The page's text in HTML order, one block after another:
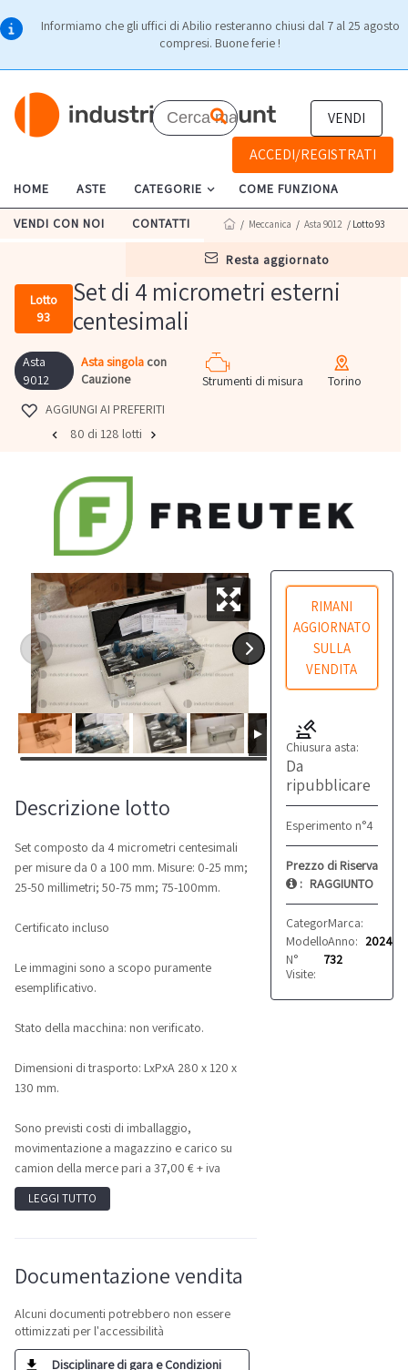
Informiamo che gli uffici di Abilio resteranno chiusi dal 7 al 25 agosto
compresi. Buone ferie !
VENDI
ACCEDI/REGISTRATI
HOME ASTE CATEGORIE COME FUNZIONA
VENDI CON NOI CONTATTI
resta aggiornato
/ Meccanica / Asta 9012 / Lotto 93
Lotto
93
Set di 4 micrometri esterni
centesimali
Asta
9012
Asta singola con
Cauzione
Strumenti di misura
Torino
AGGIUNGI AI PREFERITI
80 di 128 lotti
RIMANI
AGGIORNATO
SULLA
VENDITA
Chiusura asta:
Da
ripubblicare
Esperimento n°4
Prezzo di Riserva
: RAGGIUNTO
Categoria: Strumenti
Marca:
Modello: SDM0054
Anno: 2024
N°
Visite:
732
Descrizione lotto
Set composto da 4 micrometri centesimali
per misure da 0 a 100 mm. Misure: 0-25 mm;
25-50 millimetri; 50-75 mm; 75-100mm.
Certificato incluso
Le immagini sono a scopo puramente
esemplificativo.
Stato della macchina: non verificato.
Dimensioni di trasporto: LxPxA 280 x 120 x
130 mm.
Sono previsti costi di imballaggio,
movimentazione a magazzino e carico su
camion della merce pari a 37,00 € + iva
LEGGI TUTTO
Documentazione vendita
Alcuni documenti potrebbero non essere
ottimizzati per l'accessibilità
Disciplinare di gara e Condizioni